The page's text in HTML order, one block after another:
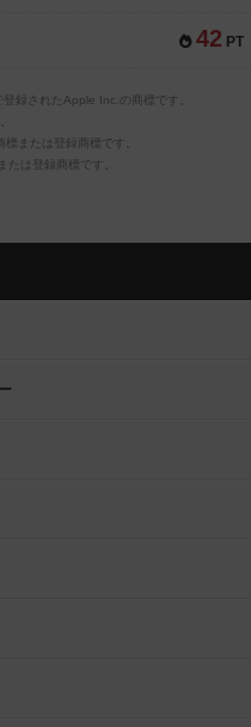
42 PT
録されたApple Inc.の商標です。
または登録商標です。
は登録商標です。